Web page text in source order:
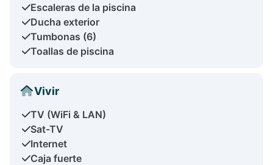
Escaleras de la piscina
Ducha exterior
Tumbonas (6)
Toallas de piscina
Vivir
TV (WiFi & LAN)
Sat-TV
Internet
Caja fuerte